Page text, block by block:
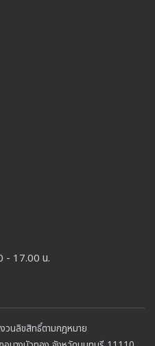
- 17.00 น.
วนลิขสิทธิ์ตามกฎหมาย